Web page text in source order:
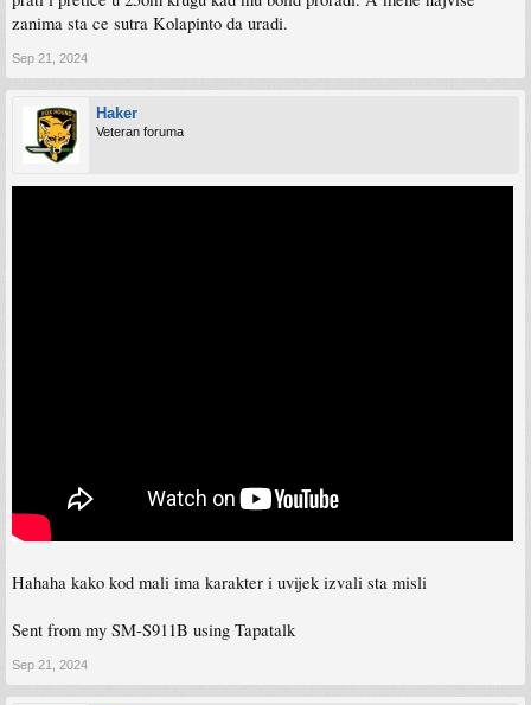
zanima sta ce sutra Kolapinto da uradi.
Sep 21, 2024
Haker
Veteran foruma
Hahaha kako kod mali ima karakter i uvijek izvali sta misli
Sent from my SM-S911B using Tapatalk
Sep 21, 2024